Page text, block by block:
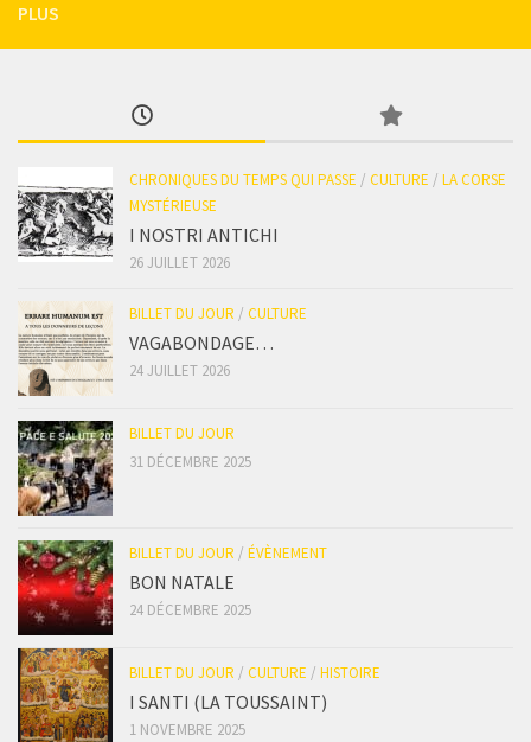
PLUS
CHRONIQUES DU TEMPS QUI PASSE / CULTURE / LA CORSE
MYSTÉRIEUSE
I NOSTRI ANTICHI
26 JUILLET 2026
BILLET DU JOUR / CULTURE
VAGABONDAGE…
24 JUILLET 2026
BILLET DU JOUR
31 DÉCEMBRE 2025
BILLET DU JOUR / ÉVÈNEMENT
BON NATALE
24 DÉCEMBRE 2025
BILLET DU JOUR / CULTURE / HISTOIRE
I SANTI (LA TOUSSAINT)
1 NOVEMBRE 2025